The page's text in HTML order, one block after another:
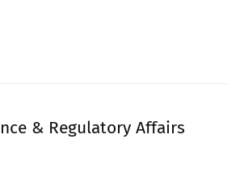
& Regulatory Affairs